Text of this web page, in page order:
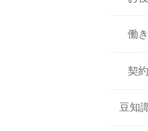
働
契
豆知